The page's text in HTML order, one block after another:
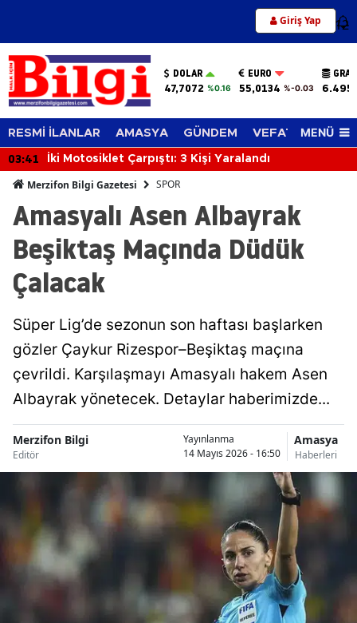
Giriş Yap 12
DOLAR
47,7072 %0.16
EURO
55,0134 %-0.03
RESMİ İLANLAR AMASYA GÜNDEM VEFAT EDENLER
MENÜ
03:41 İki Motosiklet Çarpıştı: 3 Kişi Yaralandı
Merzifon Bilgi Gazetesi SPOR
Amasyalı Asen Albayrak
Beşiktaş Maçında Düdük
Çalacak
Süper Lig’de sezonun son haftası başlarken
gözler Çaykur Rizespor–Beşiktaş maçına
çevrildi. Karşılaşmayı Amasyalı hakem Asen
Albayrak yönetecek. Detaylar haberimizde...
Merzifon Bilgi
Editör
Yayınlanma
14 Mayıs 2026 - 16:50
Amasya
Haberleri